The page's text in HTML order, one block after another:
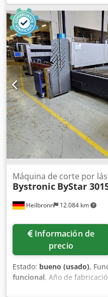
estado y completamente
moderno en venta.
Potencia: 6 kW / 6000
metros x 1500 mm. Año /
revisada por Bystronic
carga de láminas Byload.
pulgadas y 7,5 pulgadas.
adjunta una muestra de
espesor cortado con este
Uohleck Ideal para cortar
carbono y aluminio de gran
Heilbronn 12.084 km
Máquina de corte por
Bystronic ByStar
Información de
precio
Estado: bueno (usado),
funcional, Año de
, potencia del